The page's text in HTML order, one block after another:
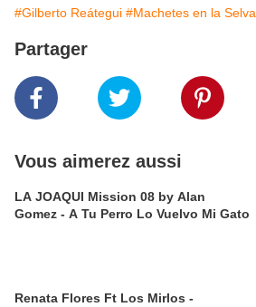
#Gilberto Reátegui #Machetes en la Selva
Partager
Vous aimerez aussi
LA JOAQUI Mission 08 by Alan
Gomez - A Tu Perro Lo Vuelvo Mi Gato
Renata Flores Ft Los Mirlos -